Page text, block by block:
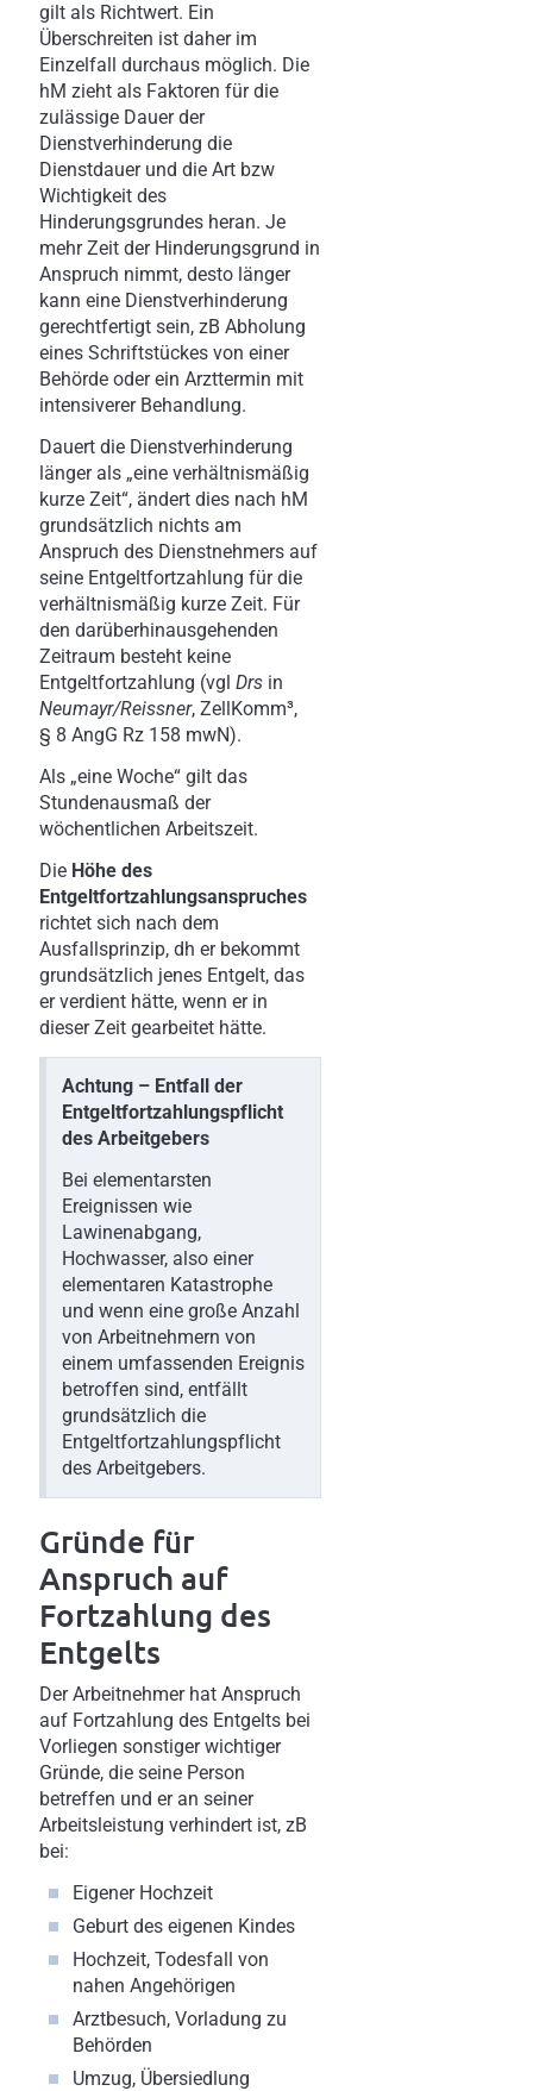
gilt als Richtwert. Ein
Überschreiten ist daher im
Einzelfall durchaus möglich. Die
hM zieht als Faktoren für die
zulässige Dauer der
Dienstverhinderung die
Dienstdauer und die Art bzw
Wichtigkeit des
Hinderungsgrundes heran. Je
mehr Zeit der Hinderungsgrund in
Anspruch nimmt, desto länger
kann eine Dienstverhinderung
gerechtfertigt sein, zB Abholung
eines Schriftstückes von einer
Behörde oder ein Arzttermin mit
intensiverer Behandlung.
Dauert die Dienstverhinderung
länger als „eine verhältnismäßig
kurze Zeit“, ändert dies nach hM
grundsätzlich nichts am
Anspruch des Dienstnehmers auf
seine Entgeltfortzahlung für die
verhältnismäßig kurze Zeit. Für
den darüberhinausgehenden
Zeitraum besteht keine
Entgeltfortzahlung (vgl Drs in
Neumayr/Reissner, ZellKomm³,
§ 8 AngG Rz 158 mwN).
Als „eine Woche“ gilt das
Stundenausmaß der
wöchentlichen Arbeitszeit.
Die Höhe des
Entgeltfortzahlungsanspruches
richtet sich nach dem
Ausfallsprinzip, dh er bekommt
grundsätzlich jenes Entgelt, das
er verdient hätte, wenn er in
dieser Zeit gearbeitet hätte.
Achtung – Entfall der
Entgeltfortzahlungspflicht
des Arbeitgebers
Bei elementarsten
Ereignissen wie
Lawinenabgang,
Hochwasser, also einer
elementaren Katastrophe
und wenn eine große Anzahl
von Arbeitnehmern von
einem umfassenden Ereignis
betroffen sind, entfällt
grundsätzlich die
Entgeltfortzahlungspflicht
des Arbeitgebers.
Gründe für
Anspruch auf
Fortzahlung des
Entgelts
Der Arbeitnehmer hat Anspruch
auf Fortzahlung des Entgelts bei
Vorliegen sonstiger wichtiger
Gründe, die seine Person
betreffen und er an seiner
Arbeitsleistung verhindert ist, zB
bei:
Eigener Hochzeit
Geburt des eigenen Kindes
Hochzeit, Todesfall von
nahen Angehörigen
Arztbesuch, Vorladung zu
Behörden
Umzug, Übersiedlung